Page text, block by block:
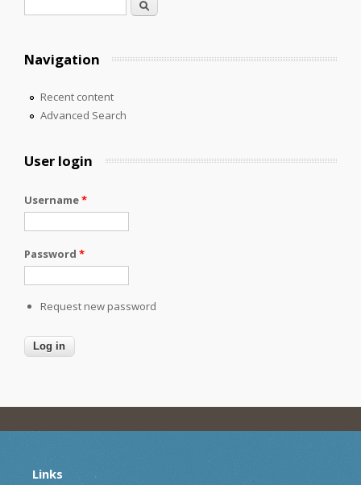
Search
Navigation
Recent content
Advanced Search
User login
Username*
Password *
Request new password
Links